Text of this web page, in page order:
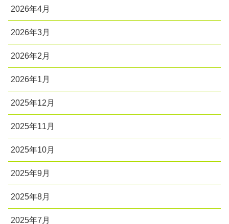
2026年4月
2026年3月
2026年2月
2026年1月
2025年12月
2025年11月
2025年10月
2025年9月
2025年8月
2025年7月